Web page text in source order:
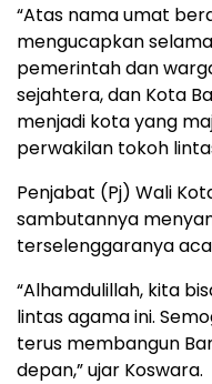
“Atas nama umat
mengucapkan
pemerintah dan
sejahtera, dan Kota
menjadi kota yang
perwakilan tokoh
Penjabat (Pj) Wali
sambutannya
terselenggaranya
“Alhamdulillah, kita
lintas agama ini.
terus membangun
depan,” ujar Koswara.